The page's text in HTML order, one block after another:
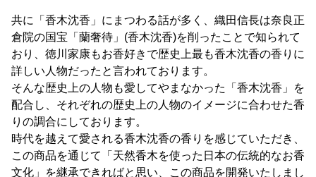
共に「香木沈香」にまつわる話が多く、織田信長は奈良正
倉院の国宝「蘭奢待」(香木沈香)を削ったことで知られて
おり、徳川家康もお香好きで歴史上最も香木沈香の香りに
詳しい人物だったと言われております。
そんな歴史上の人物も愛してやまなかった「香木沈香」を
配合し、それぞれの歴史上の人物のイメージに合わせた香
りの調合にしております。
時代を越えて愛される香木沈香の香りを感じていただき、
この商品を通じて「天然香木を使った日本の伝統的なお香
文化」を継承できればと思い、この商品を開発いたしまし